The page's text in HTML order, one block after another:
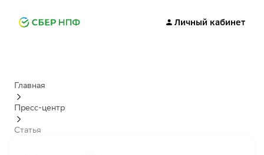
Личный кабинет
Главная
Пресс-центр
Статья